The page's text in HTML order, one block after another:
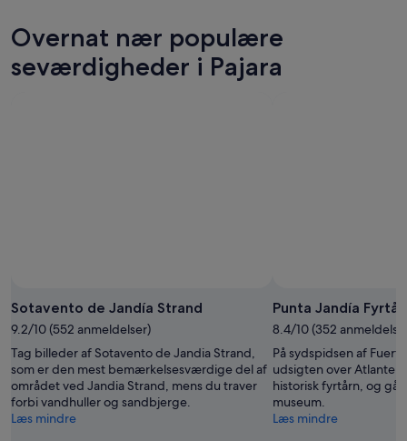
-
aug.
aften,
aug.
denne
7.
Pajara
for
næste
Overnat nær populære
seværdigheder i Pajara
Sotavento de Jandía Strand
9.2/10 (552 anmeldelser)
Tag billeder af Sotavento de Jandia Strand,
som er den mest bemærkelsesværdige del af
området ved Jandia Strand, mens du traver
forbi vandhuller og sandbjerge.
Læs mindre
Punta Jandía
8.4/10 (352
På sydspidsen af
udsigten over
historisk fyrtårn, og gå
museum.
Læs mindre